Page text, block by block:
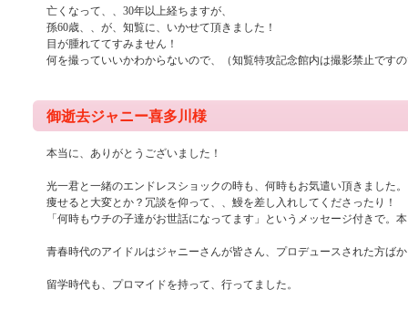
亡くなって、、30年以上経ちますが、
孫60歳、、が、知覧に、いかせて頂きました！
目が腫れててすみません！
何を撮っていいかわからないので、（知覧特攻記念館内は撮影禁止です
御逝去ジャニー喜多川様
本当に、ありがとうございました！
光一君と一緒のエンドレスショックの時も、何時もお気遣い頂きました。
痩せると大変とか？冗談を仰って、、鰻を差し入れしてくださったり！
「何時もウチの子達がお世話になってます」というメッセージ付きで。
青春時代のアイドルはジャニーさんが皆さん、プロデュースされた方ば
留学時代も、プロマイドを持って、行ってました。